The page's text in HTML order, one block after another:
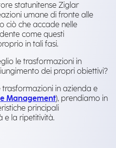
statunitense Ziglar
umane di fronte alle
ciò che accade nelle
come questi
in tali fasi.
le trasformazioni in
dei propri obiettivi?
in azienda e
Management), prendiamo in
principali
e la ripetitività.